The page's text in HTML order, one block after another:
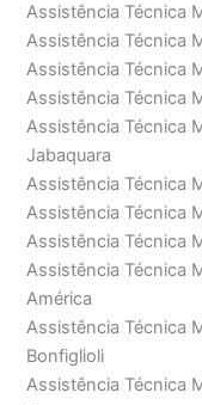
Assistência Técnica
Assistência Técnica
Assistência Técnica
Assistência Técnica
Assistência Técnica
Jabaquara
Assistência Técnica
Assistência Técnica
Assistência Técnica
Assistência Técnica
América
Assistência Técnica
Bonfiglioli
Assistência Técnica